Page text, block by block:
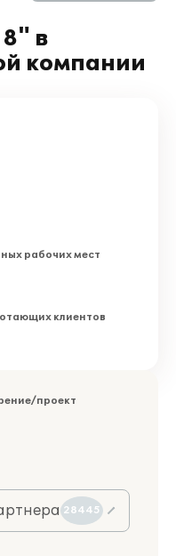
в
компании
рабочих мест
клиентов
проект
28445